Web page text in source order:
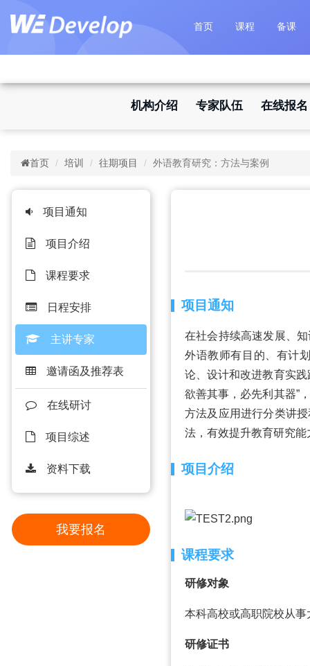
首页 课程 备课
机构介绍 专家队伍 在线报名
首页 培训 往期项目 外语教育研究：方法与案例
项目通知
项目介绍
课程要求
日程安排
主讲专家
邀请函及推荐表
在线研讨
项目综述
资料下载
我要报名
项目通知
在社会持续高速发展、
外语教师有目的、有计
论、设计和改进教育实
欲善其事，必先利其器”
方法及应用进行分类讲
法，有效提升教育研究
项目介绍
课程要求
研修对象
本科高校或高职院校从
研修证书